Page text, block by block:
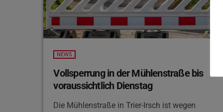
NEWS
Vollsperrung in der Mühlenstraße bis
voraussichtlich Dienstag
Die Mühlenstraße in Trier-Irsch ist wegen